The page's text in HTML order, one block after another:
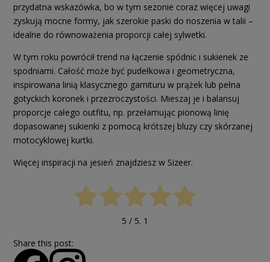
przydatna wskazówka, bo w tym sezonie coraz więcej uwagi
zyskują mocne formy, jak szerokie paski do noszenia w talii –
idealne do równoważenia proporcji całej sylwetki.
W tym roku powrócił trend na łączenie spódnic i sukienek ze
spodniami. Całość może być pudełkowa i geometryczna,
inspirowana linią klasycznego garnituru w prążek lub pełna
gotyckich koronek i przezroczystości. Mieszaj je i balansuj
proporcje całego outfitu, np. przełamując pionową linię
dopasowanej sukienki z pomocą krótszej bluzy czy skórzanej
motocyklowej kurtki.
Więcej inspiracji na jesień znajdziesz w Sizeer.
5 / 5. 1
Share this post: